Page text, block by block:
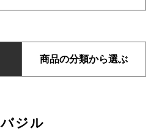
商品の分類から選ぶ
バジル